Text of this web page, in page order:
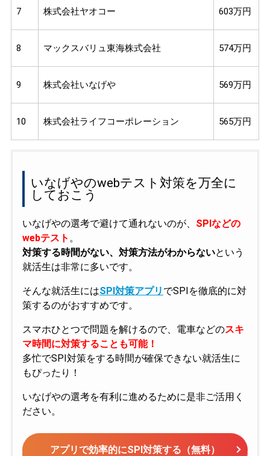
7 株式会社ヤオコー 603万円
8 マックスバリュ東海株式会社 574万円
9 株式会社いなげや 569万円
10 株式会社ライフコーポレーション 565万円
いなげやのwebテスト対策を万全に
しておこう
いなげやの選考で避けて通れないのが、 SPIなどの
webテスト 。
対策する時間がない、対策方法がわからないという
就活生は非常に多いです。
そんな就活生にはSPI対策アプリ でSPIを徹底的に対
策するのがおすすめです。
スマホひとつで問題を解けるので、電車などのスキ
マ時間に対策することも可能！
多忙でSPI対策をする時間が確保できない就活生に
もぴったり！
いなげやの選考を有利に進めるために是非ご活用く
ださい。
アプリで効率的にSPI対策する（無料）